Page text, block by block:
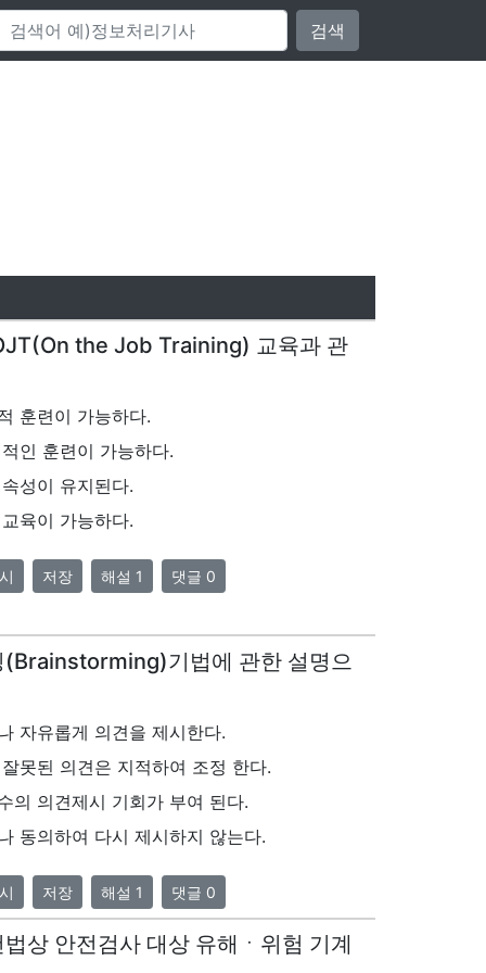
검색
the Job Training) 교육과 관
훈련이 가능하다.
인 훈련이 가능하다.
성이 유지된다.
육이 가능하다.
저장 해설 1 댓글 0
(Brainstorming)기법에 관한 설명으
자유롭게 의견을 제시한다.
못된 의견은 지적하여 조정 한다.
의견제시 기회가 부여 된다.
동의하여 다시 제시하지 않는다.
저장 해설 1 댓글 0
상 안전검사 대상 유해ㆍ위험 기계